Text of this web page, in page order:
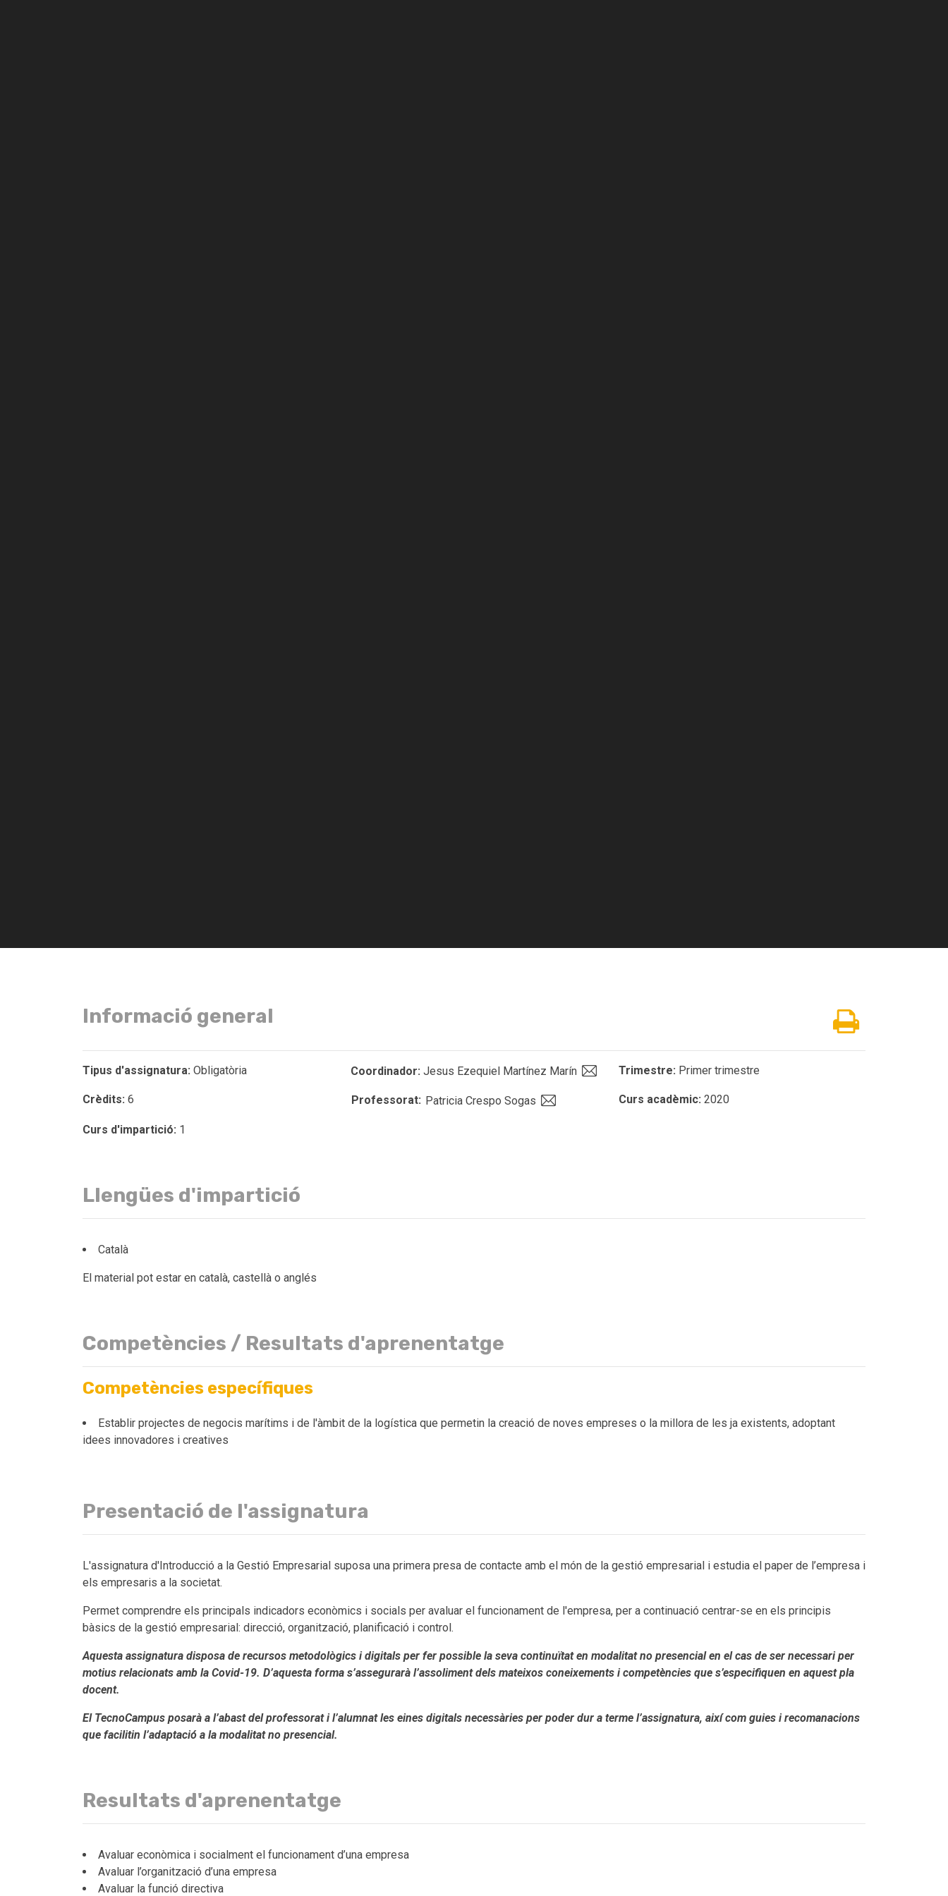
Informació general
Tipus d'assignatura: Obligatòria Coordinador: Jesus Ezequiel Martínez Marín Trimestre: Primer trimestre
Crèdits: 6 Professorat: Patricia Crespo Sogas Curs acadèmic: 2020
Curs d'impartició: 1
Llengües d'impartició
Català
El material pot estar en català, castellà o anglés
Competències / Resultats d'aprenentatge
Competències específiques
Establir projectes de negocis marítims i de l'àmbit de la logística que permetin la creació de noves empreses o la millora de les ja existents, adoptant
idees innovadores i creatives
Presentació de l'assignatura
L'assignatura d'Introducció a la Gestió Empresarial suposa una primera presa de contacte amb el món de la gestió empresarial i estudia el paper de l’empresa i
els empresaris a la societat.
Permet comprendre els principals indicadors econòmics i socials per avaluar el funcionament de l'empresa, per a continuació centrar-se en els principis
bàsics de la gestió empresarial: direcció, organització, planificació i control.
Aquesta assignatura disposa de recursos metodològics i digitals per fer possible la seva continuïtat en modalitat no presencial en el cas de ser necessari per
motius relacionats amb la Covid-19. D’aquesta forma s’assegurarà l’assoliment dels mateixos coneixements i competències que s’especifiquen en aquest pla
docent.
El TecnoCampus posarà a l’abast del professorat i l’alumnat les eines digitals necessàries per poder dur a terme l’assignatura, així com guies i recomanacions
que facilitin l’adaptació a la modalitat no presencial.
Resultats d'aprenentatge
Avaluar econòmica i socialment el funcionament d’una empresa
Avaluar l’organització d’una empresa
Avaluar la funció directiva